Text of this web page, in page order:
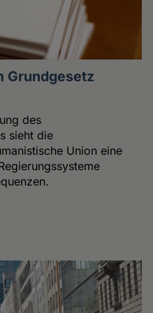
Grundgesetz
des
sieht die
Union eine